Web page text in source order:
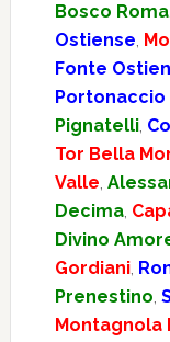
Bosco Roma,
Ostiense,
Fonte
Portonaccio
Pignatelli,
Tor Bella
Valle,
Decima,
Divino
Gordiani,
Prenestino,
Montagnola